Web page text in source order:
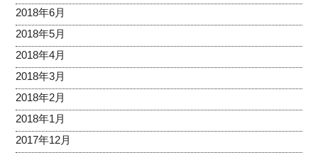
2018年6月
2018年5月
2018年4月
2018年3月
2018年2月
2018年1月
2017年12月